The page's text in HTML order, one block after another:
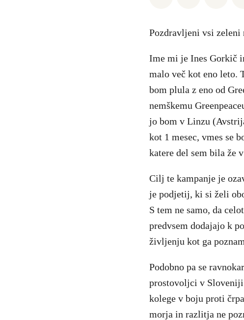
Pozdravljeni vsi zeleni
Ime mi je Ines Gorkič
malo več kot eno leto.
bom plula z eno od
nemškemu
jo bom v Linzu
kot 1 mesec, vmes se
katere del sem bila že
Cilj te kampanje je
je podjetij, ki si želi
S tem ne samo, da
predvsem dodajajo k
življenju kot ga
Podobno pa se
prostovoljci v Sloveniji
kolege v boju proti
morja in razlitja ne